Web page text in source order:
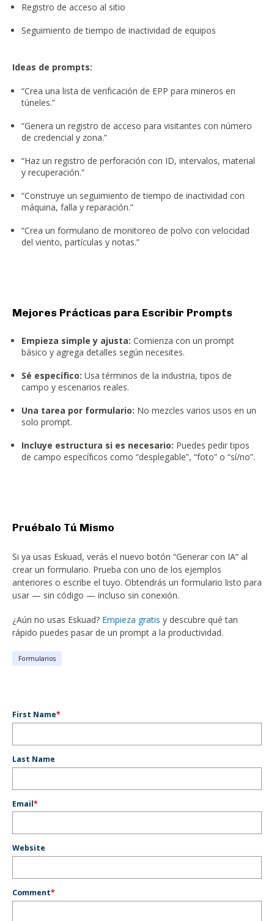
Registro de acceso al sitio
Seguimiento de tiempo de inactividad de equipos
Ideas de prompts:
“Crea una lista de verificación de EPP para mineros en
túneles.”
“Genera un registro de acceso para visitantes con número
de credencial y zona.”
“Haz un registro de perforación con ID, intervalos, material
y recuperación.”
“Construye un seguimiento de tiempo de inactividad con
máquina, falla y reparación.”
“Crea un formulario de monitoreo de polvo con velocidad
del viento, partículas y notas.”
Mejores Prácticas para Escribir Prompts
Empieza simple y ajusta: Comienza con un prompt
básico y agrega detalles según necesites.
Sé específico: Usa términos de la industria, tipos de
campo y escenarios reales.
Una tarea por formulario: No mezcles varios usos en un
solo prompt.
Incluye estructura si es necesario: Puedes pedir tipos
de campo específicos como “desplegable”, “foto” o “sí/no”.
Pruébalo Tú Mismo
Si ya usas Eskuad, verás el nuevo botón “Generar con IA” al
crear un formulario. Prueba con uno de los ejemplos
anteriores o escribe el tuyo. Obtendrás un formulario listo para
usar — sin código — incluso sin conexión.
¿Aún no usas Eskuad? Empieza gratis y descubre qué tan
rápido puedes pasar de un prompt a la productividad.
Formularios
First Name*
Last Name
Email*
Website
Comment*